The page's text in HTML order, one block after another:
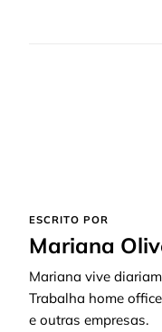
ESCRITO POR
Mariana
Mariana vive
Trabalha home
e outras empresas.